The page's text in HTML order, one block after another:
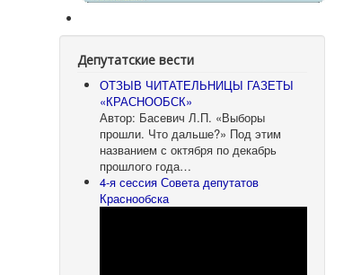
Депутатские вести
ОТЗЫВ ЧИТАТЕЛЬНИЦЫ ГАЗЕТЫ
«КРАСНООБСК»
Автор: Басевич Л.П. «Выборы
прошли. Что дальше?» Под этим
названием с октября по декабрь
прошлого года…
4-я сессия Совета депутатов
Краснообска